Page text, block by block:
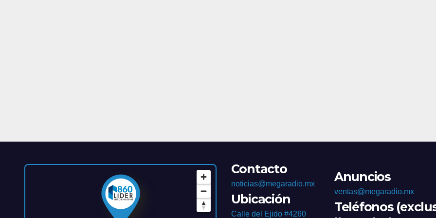
Contacto
noticias@megaradio.mx
Ubicación
Calle del Ejido #4260
Anuncios
ventas@megaradio.mx
Teléfonos